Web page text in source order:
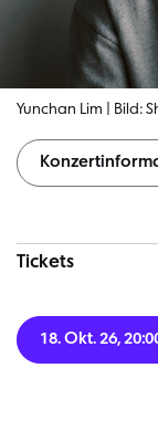
Yunchan Lim | Bild:
Tickets
18. Okt. 26,